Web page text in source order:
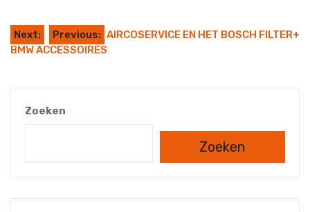
Previous: AIRCOSERVICE EN HET BOSCH FILTER+
Next:
BMW ACCESSOIRES
Zoeken
Zoeken